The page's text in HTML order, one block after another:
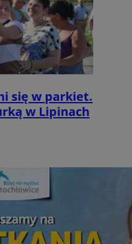
się w parkiet.
w Lipinach